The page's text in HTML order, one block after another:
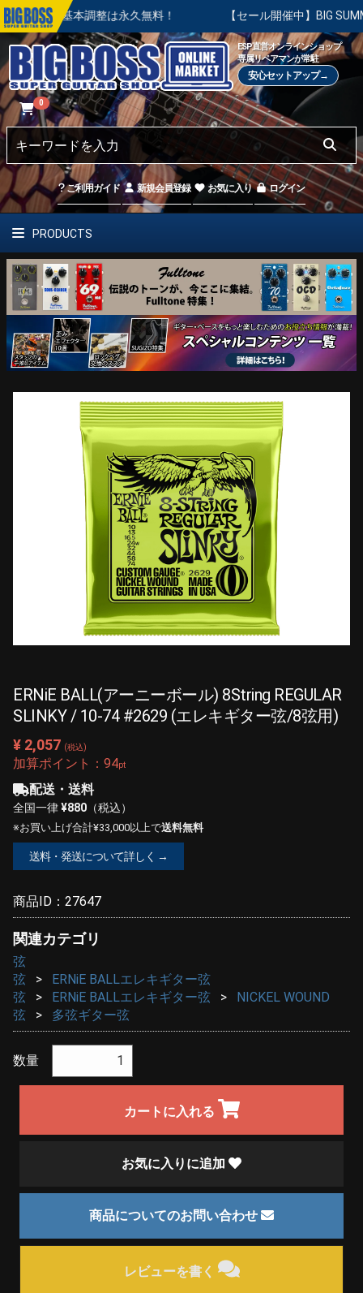
本調整は永久無料！ 【セール開催中】BIG SUMMER
ESP直営オンラインショップ
専属リペアマンが常駐
安心セットアップ→
0
ご利用ガイド 新規会員登録 お気に入り ログイン
PRODUCTS
ERNiE BALL(アーニーボール) 8String REGULAR
SLINKY / 10-74 #2629 (エレキギター弦/8弦用)
¥ 2,057 (税込)
加算ポイント： 94pt
配送・送料
全国一律¥880 （税込）
※お買い上げ合計¥33,000以上で送料無料
送料・発送について詳しく →
商品ID： 27647
関連カテゴリ
弦
弦
ERNiE BALLエレキギター弦
弦
ERNiE BALLエレキギター弦
NICKEL WOUND
弦
多弦ギター弦
数量
カートに入れる
お気に入りに追加
商品についてのお問い合わせ
レビューを書く